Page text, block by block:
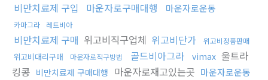
비만치료제 구입
마운자로구매대행 마운자로운동
카마그라 레트비아
비만치료제 구매 위고비직구업체 위고비단가 위고비정품판매
위고비대리구매 마운자로직구방법 골드비아그라 vimax 울트라
킹콩 비만치료제 구매대행 마운자로재고있는곳 마운자로운동